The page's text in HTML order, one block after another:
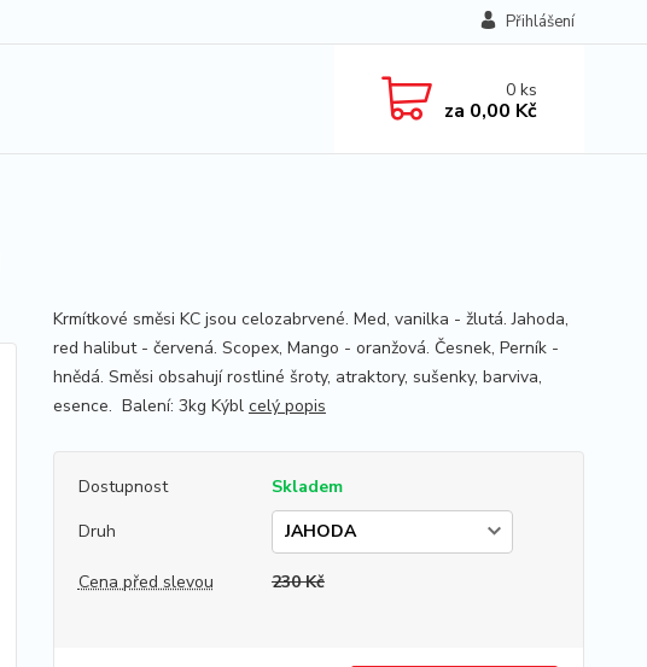
Přihlášení
0ks
za 0,00 Kč
Krmítkové směsi KC jsou celozabrvené. Med, vanilka - žlutá. Jahoda,
red halibut - červená. Scopex, Mango - oranžová. Česnek, Perník -
hnědá. Směsi obsahují rostliné šroty, atraktory, sušenky, barviva,
esence. Balení: 3kg Kýbl celý popis
Dostupnost
Skladem
Druh
Cena před slevou 230 Kč